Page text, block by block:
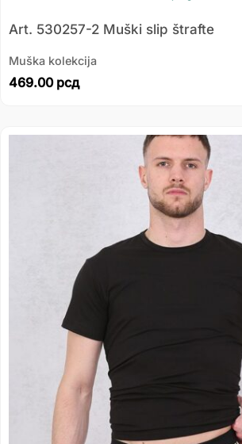
Art. 530257-2 Muški slip štrafte
Muška kolekcija
469.00 рсд